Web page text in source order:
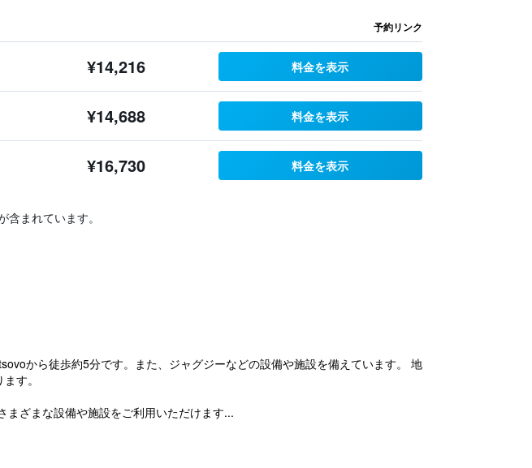
予約リンク
¥14,216 料金を表示
¥14,688 料金を表示
¥16,730 料金を表示
まれています。
から徒歩約5分です。また、ジャグジーなどの設備や施設を備えています。 地
す。
ざまな設備や施設をご利用いただけます...